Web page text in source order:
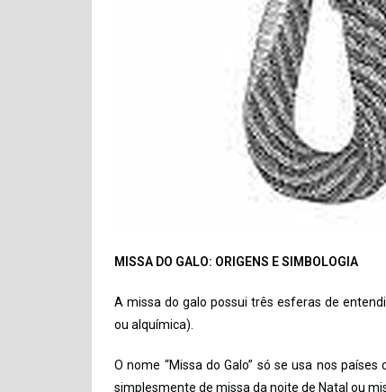
MISSA DO GALO: ORIGENS E SIMBOLOGIA
A missa do galo possui três esferas de
ou alquímica).
O nome “Missa do Galo” só se usa nos
simplesmente de missa da noite de Natal ou